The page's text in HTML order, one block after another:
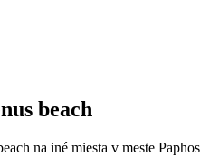
€ EUR.
beach
na iné miesta v meste